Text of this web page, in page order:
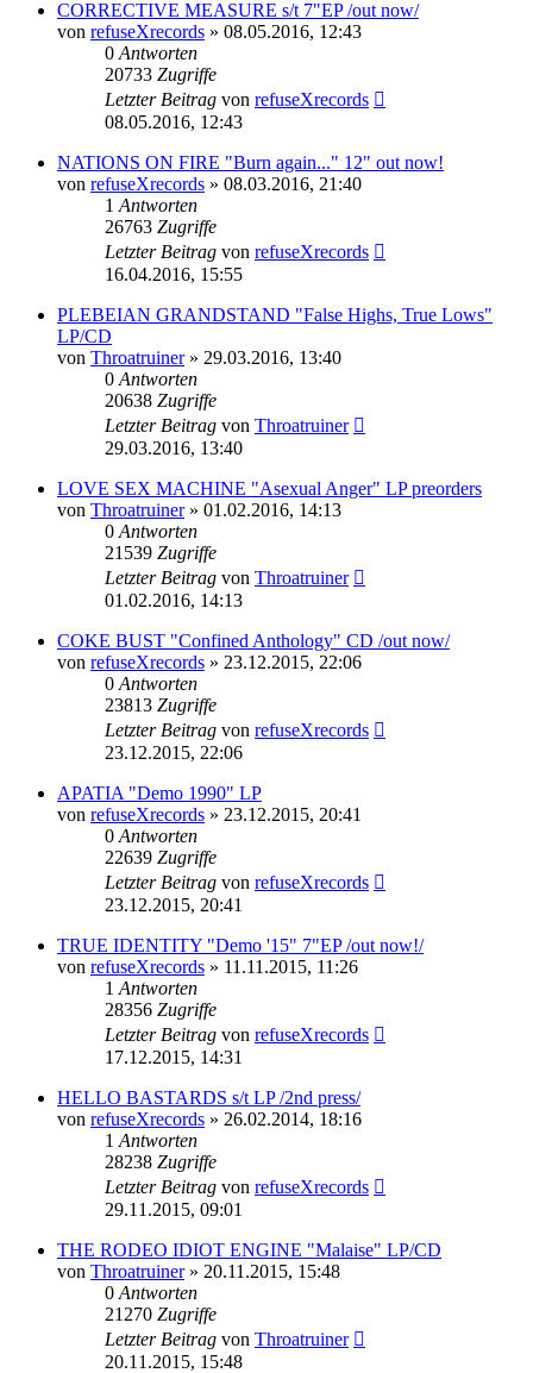
CORRECTIVE MEASURE s/t 7"EP /out now/
von refuseXrecords » 08.05.2016, 12:43
0 Antworten
20733 Zugriffe
Letzter Beitrag von refuseXrecords
08.05.2016, 12:43
NATIONS ON FIRE "Burn again..." 12" out now!
von refuseXrecords » 08.03.2016, 21:40
1 Antworten
26763 Zugriffe
Letzter Beitrag von refuseXrecords
16.04.2016, 15:55
PLEBEIAN GRANDSTAND "False Highs, True Lows"
LP/CD
von Throatruiner» 29.03.2016, 13:40
0 Antworten
20638 Zugriffe
Letzter Beitrag von Throatruiner
29.03.2016, 13:40
LOVE SEX MACHINE "Asexual Anger" LP preorders
von Throatruiner» 01.02.2016, 14:13
0 Antworten
21539 Zugriffe
Letzter Beitrag von Throatruiner
01.02.2016, 14:13
COKE BUST "Confined Anthology" CD /out now/
von refuseXrecords » 23.12.2015, 22:06
0 Antworten
23813 Zugriffe
Letzter Beitrag von refuseXrecords
23.12.2015, 22:06
APATIA "Demo 1990" LP
von refuseXrecords » 23.12.2015, 20:41
0 Antworten
22639 Zugriffe
Letzter Beitrag von refuseXrecords
23.12.2015, 20:41
TRUE IDENTITY "Demo '15" 7"EP /out now!/
von refuseXrecords » 11.11.2015, 11:26
1 Antworten
28356 Zugriffe
Letzter Beitrag von refuseXrecords
17.12.2015, 14:31
HELLO BASTARDS s/t LP /2nd press/
von refuseXrecords » 26.02.2014, 18:16
1 Antworten
28238 Zugriffe
Letzter Beitrag von refuseXrecords
29.11.2015, 09:01
THE RODEO IDIOT ENGINE "Malaise" LP/CD
von Throatruiner» 20.11.2015, 15:48
0 Antworten
21270 Zugriffe
Letzter Beitrag von Throatruiner
20.11.2015, 15:48